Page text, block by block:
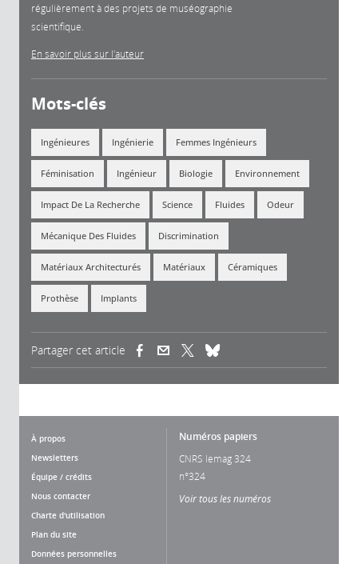
régulièrement à des projets de muséographie
scientifique.
En savoir plus sur l'auteur
Mots-clés
Ingénieures Ingénierie Femmes Ingénieurs
Féminisation Ingénieur Biologie Environnement
Impact De La Recherche Science Fluides Odeur
Mécanique Des Fluides Discrimination
Matériaux Architecturés Matériaux Céramiques
Prothèse Implants
Partager cet article (link is external)(link is external)
À propos
Newsletters
Équipe / crédits
Nous contacter
Charte d'utilisation
Plan du site
Données personnelles
Numéros papiers
CNRS lemag 324
n°324
Voir tous les numéros